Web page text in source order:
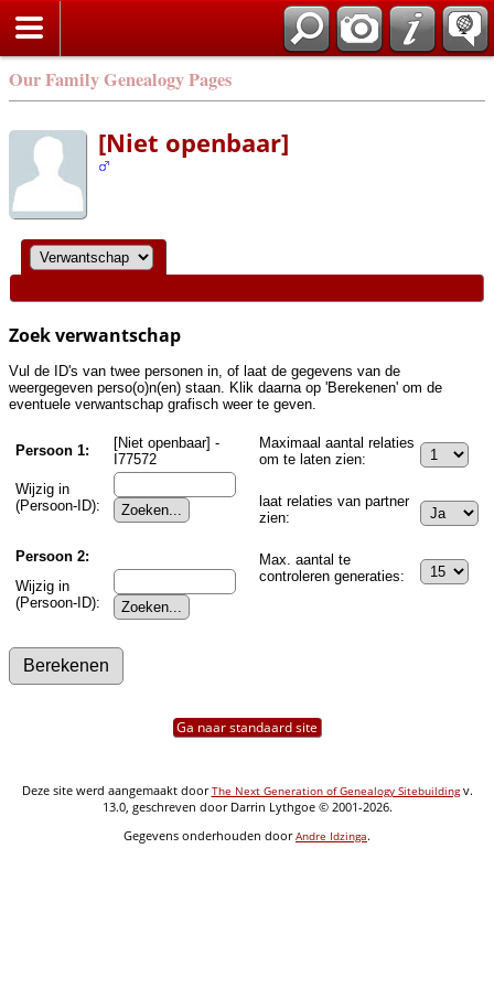
Our Family Genealogy Pages
[Niet openbaar]
Zoek verwantschap
Vul de ID's van twee personen in, of laat de gegevens van de
weergegeven perso(o)n(en) staan. Klik daarna op 'Berekenen' om de
eventuele verwantschap grafisch weer te geven.
Persoon 1:
[Niet openbaar] -
I77572
Wijzig in
(Persoon-ID):
Persoon 2:
Wijzig in
(Persoon-ID):
Maximaal aantal relaties
om te laten zien:
laat relaties van partner
zien:
Max. aantal te
controleren generaties:
Ga naar standaard site
Deze site werd aangemaakt doorThe Next Generation of Genealogy Sitebuildingv.
13.0, geschreven door Darrin Lythgoe © 2001-2026.
Gegevens onderhouden doorAndre Idzinga.